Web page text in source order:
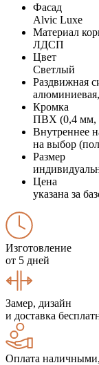
Фасад
Alvic Luxe
Материал
ЛДСП
Цвет
Светлый
Раздвижная
Кромка
ПВХ (0,4 мм,
Внутреннее
на выбор
Размер
Цена
указана за
Изготовление
от 5 дней
Замер, дизайн
и доставка
Оплата